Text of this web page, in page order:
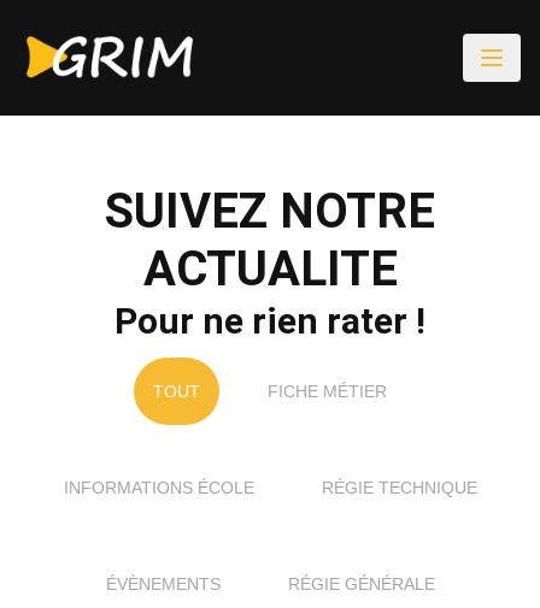
SUIVEZ NOTRE
ACTUALITE
Pour ne rien rater !
TOUT FICHE MÉTIER
INFORMATIONS ÉCOLE RÉGIE TECHNIQUE
ÉVÈNEMENTS RÉGIE GÉNÉRALE